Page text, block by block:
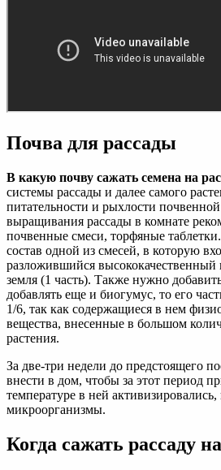
Почва для рассады
В какую почву сажать семена на
системы рассады и далее самого
питательности и рыхлости
выращивания рассады в комнате
почвенные смеси, торфяные
состав одной из смесей, в которую
разложившийся высококачественный
земля (1 часть). Также нужно
добавлять еще и биогумус, то его
1/6, так как содержащиеся в нем
вещества, внесенные в большом
растения.
За две-три недели до предстоящего
внести в дом, чтобы за этот период
температуре в ней
микроорганизмы.
Когда сажать рассаду